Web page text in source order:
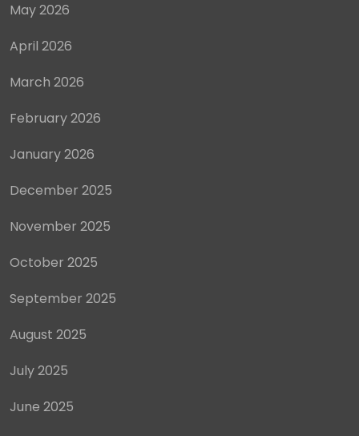
May 2026
April 2026
March 2026
February 2026
January 2026
December 2025
November 2025
October 2025
September 2025
August 2025
July 2025
June 2025